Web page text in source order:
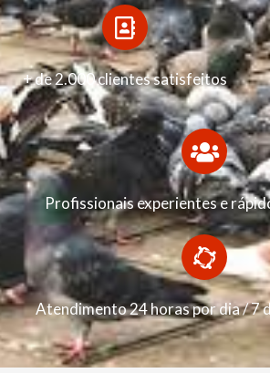
+ de 2.000 clientes satisfeitos
Profissionais experientes e
Atendimento 24 horas por dia / 7